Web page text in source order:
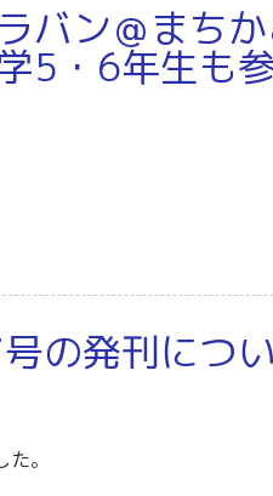
ラバン＠まち
5・6年生も参
の発刊につ
。